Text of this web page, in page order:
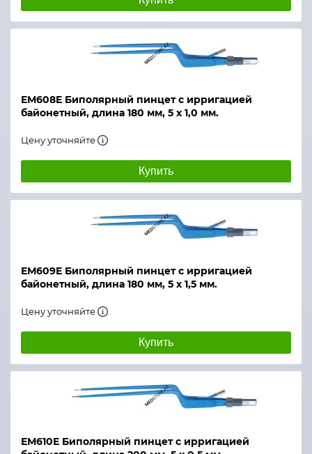
ЕМ608E Биполярный пинцет с ирригацией
байонетный, длина 180 мм, 5 х 1,0 мм.
Цену уточняйте
Купить
ЕМ609Е Биполярный пинцет с ирригацией
байонетный, длина 180 мм, 5 х 1,5 мм.
Цену уточняйте
Купить
ЕМ610Е Биполярный пинцет с ирригацией